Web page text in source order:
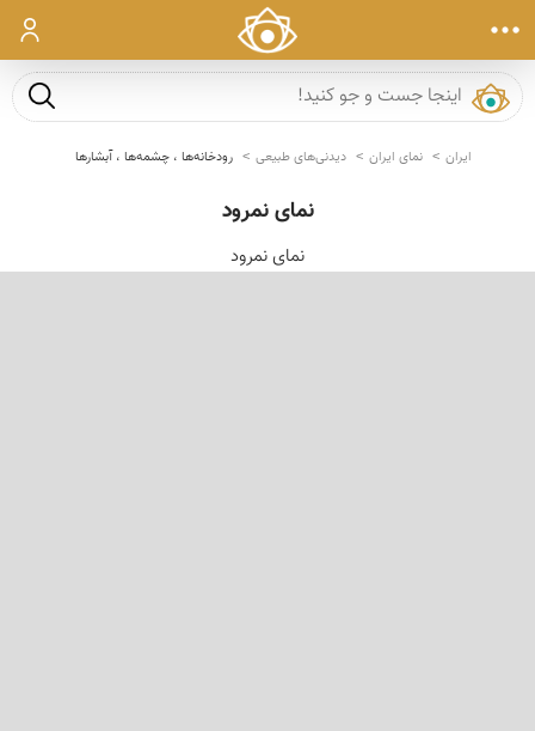
ورود
جست و
ایران نمای ایران دیدنی‌های طبیعی رودخانه‌ها ، چشمه‌ها ، آبشارها
نمای نمرود
نمای نمرود